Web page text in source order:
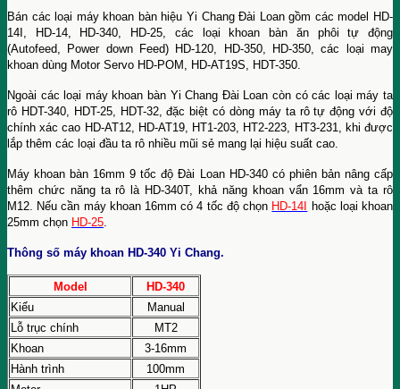
Bán các loại máy khoan bàn hiệu Yi Chang Đài Loan gồm các model HD-
14I, HD-14, HD-340, HD-25, các loại khoan bàn ăn phôi tự động
(Autofeed, Power down Feed) HD-120, HD-350, HD-350, các loại may
khoan dùng Motor Servo HD-POM, HD-AT19S, HDT-350.
Ngoài các loại máy khoan bàn Yi Chang Đài Loan còn có các loại máy ta
rô HDT-340, HDT-25, HDT-32, đặc biệt có dòng máy ta rô tự động với độ
chính xác cao HD-AT12, HD-AT19, HT1-203, HT2-223, HT3-231, khi được
lắp thêm các loại đầu ta rô nhiều mũi sẻ mang lại hiệu suất cao.
Máy khoan bàn 16mm 9 tốc độ Đài Loan HD-340 có phiên bản nâng cấp
thêm chức năng ta rô là HD-340T, khả năng khoan vẩn 16mm và ta rô
M12. Nếu cần máy khoan 16mm có 4 tốc độ chọn HD-14I
hoặc loại khoan
25mm chọn HD-25
Thông số máy khoan HD-340 Yi Chang.
Model
HD-340
Kiểu
Manual
Lỗ trục chính
MT2
Khoan
3-16mm
Hành trình
100mm